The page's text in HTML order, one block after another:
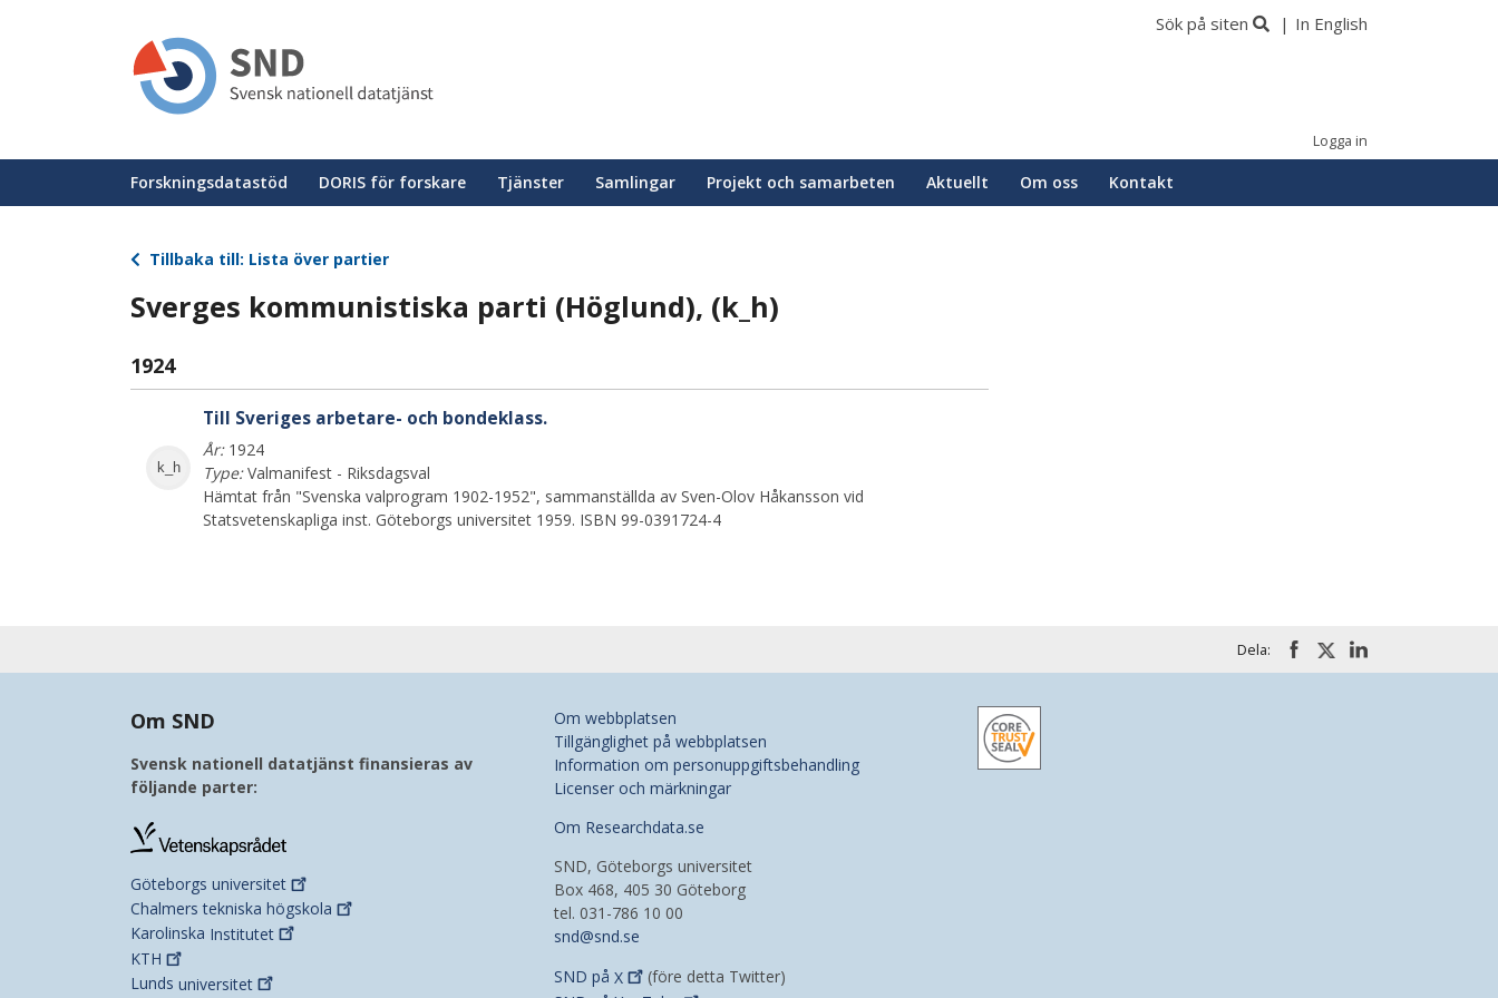
Sök på siten In English
Logga in
Huvudmeny
Forskningsdatastöd DORIS för forskare Tjänster Samlingar Projekt och samarbeten Aktuellt Om oss Kontakt
Tillbaka till: Lista över partier
Sverges kommunistiska parti (Höglund), (k_h)
1924
k_h
Till Sveriges arbetare- och bondeklass.
År:1924
Type:Valmanifest - Riksdagsval
Hämtat från "Svenska valprogram 1902-1952", sammanställda av Sven-Olov Håkansson vid
Statsvetenskapliga inst. Göteborgs universitet 1959. ISBN 99-0391724-4
Dela:
Om SND
Svensk nationell datatjänst finansieras av
följande parter:
Göteborgs universitet
Chalmers tekniska högskola
Karolinska Institutet
KTH
Lunds universitet
Om webbplatsen
Tillgänglighet på webbplatsen
Information om personuppgiftsbehandling
Licenser och märkningar
Om Researchdata.se
SND, Göteborgs universitet
Box 468, 405 30 Göteborg
tel. 031-786 10 00
snd@snd.se
SND på X
(före detta Twitter)